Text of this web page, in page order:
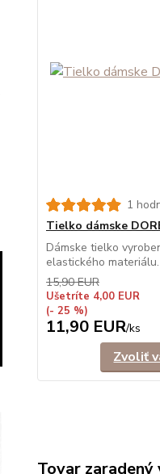
1
Tielko dámske
Dámske tielko
elastického
15,90 EUR
Ušetríte 4,00 EUR
(- 25 %)
11,90 EUR/ks
Zvoliť
Tovar